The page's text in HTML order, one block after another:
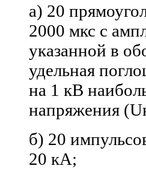
а) 20
2000 мкс с
указанной в
удельная
на 1 кВ
напряжения
б) 20
20 кА;